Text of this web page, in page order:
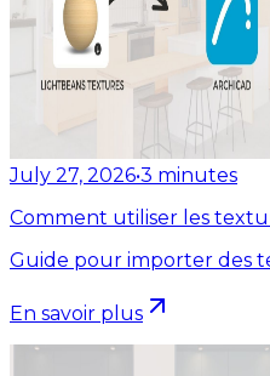
July 27, 2026•3 minutes
Comment utiliser les
Guide pour importer des
En savoir plus